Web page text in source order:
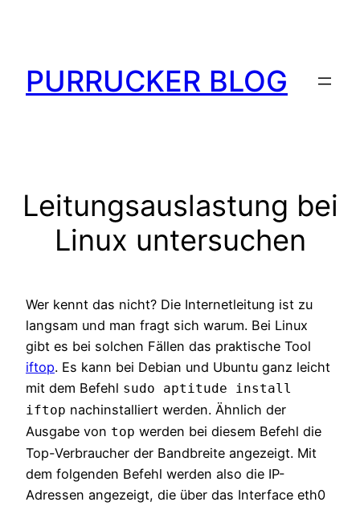
PURRUCKER BLOG
Leitungsauslastung bei
Linux untersuchen
Wer kennt das nicht? Die Internetleitung ist zu
langsam und man fragt sich warum. Bei Linux
gibt es bei solchen Fällen das praktische Tool
iftop. Es kann bei Debian und Ubuntu ganz leicht
mit dem Befehl sudo aptitude install
iftop nachinstalliert werden. Ähnlich der
Ausgabe von top werden bei diesem Befehl die
Top-Verbraucher der Bandbreite angezeigt. Mit
dem folgenden Befehl werden also die IP-
Adressen angezeigt, die über das Interface eth0